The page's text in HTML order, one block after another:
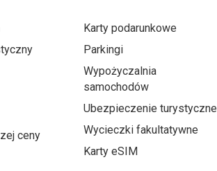
ceny
Karty podarunkowe
Parkingi
Wypożyczalnia
samochodów
Ubezpieczenie turystyczne
Wycieczki fakultatywne
Karty eSIM